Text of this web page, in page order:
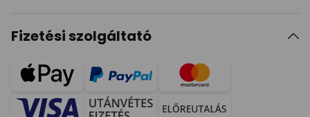
Fizetési szolgáltató